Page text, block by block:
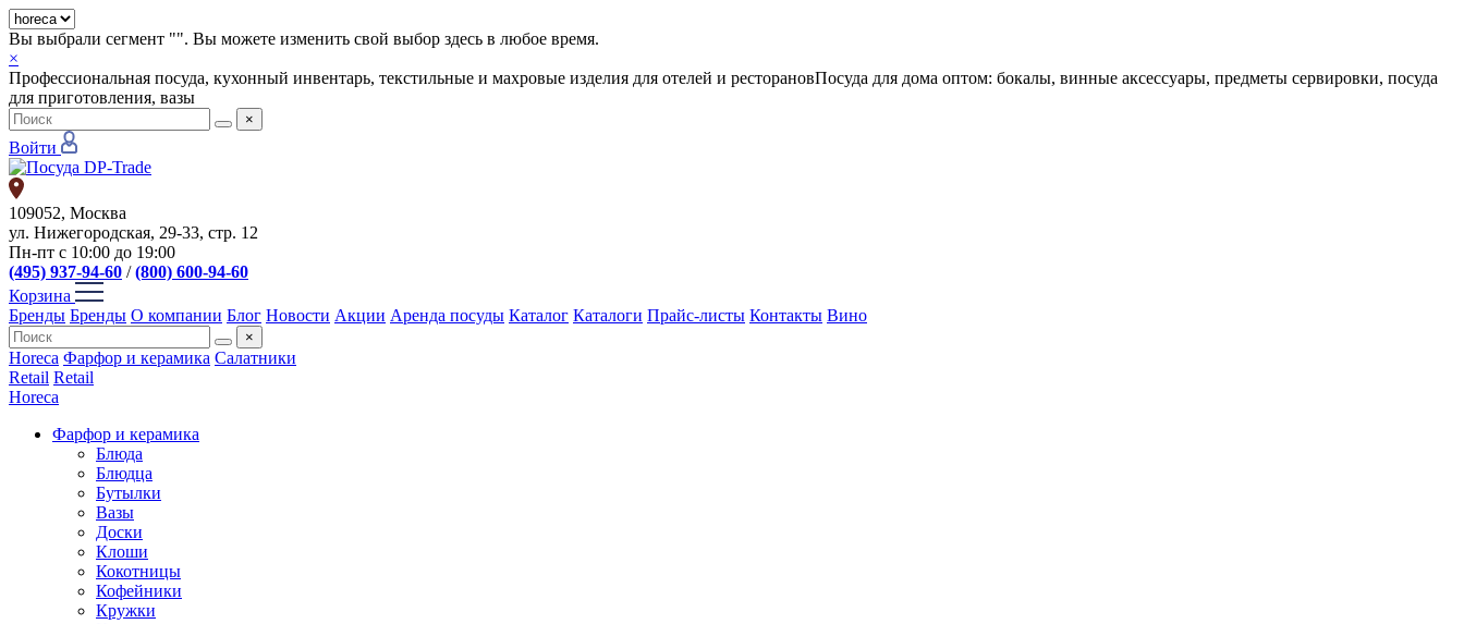
Вы выбрали сегмент "". Вы можете изменить свой выбор здесь в любое время.
×
Профессиональная посуда, кухонный инвентарь, текстильные и махровые изделия для отелей и ресторановПосуда для дома оптом: бокалы, винные аксессуары, предметы сервировки, посуда
для приготовления, вазы
×
Войти
109052, Москва
ул. Нижегородская, 29-33, стр. 12
Пн-пт с 10:00 до 19:00
(495) 937-94-60 /(800) 600-94-60
Корзина
Бренды Бренды О компании Блог Новости Акции Аренда посуды Каталог Каталоги Прайс-листы Контакты Вино
×
Horeca Фарфор и керамика Салатники
Retail Retail
Horeca
Фарфор и керамика
Блюда
Блюдца
Бутылки
Вазы
Доски
Клоши
Кокотницы
Кофейники
Кружки